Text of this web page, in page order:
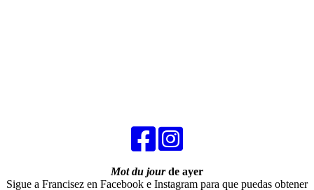
Mot du jourde ayer
Sigue a Francisez en Facebook e Instagram para que puedas obtener